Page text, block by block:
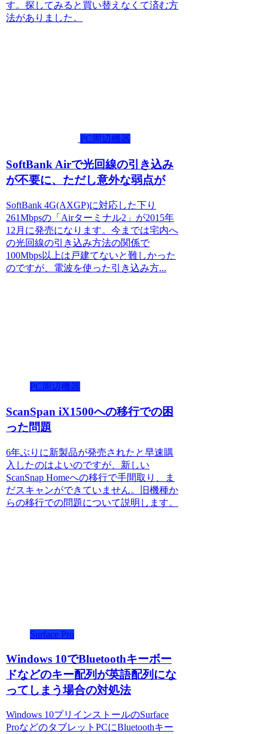
す。探してみると買い替えなくて済む方
法がありました。
PC周辺機器
SoftBank Airで光回線の引き込み
が不要に、ただし意外な弱点が
SoftBank 4G(AXGP)に対応した下り
261Mbpsの「Airターミナル2」が2015年
12月に発売になります。今までは宅内へ
の光回線の引き込み方法の関係で
100Mbps以上は戸建てないと難しかった
のですが、電波を使った引き込み方...
PC周辺機器
ScanSpan iX1500への移行での困
った問題
6年ぶりに新製品が発売されたと早速購
入したのはよいのですが、新しい
ScanSnap Homeへの移行で手間取り、ま
だスキャンができていません。旧機種か
らの移行での問題について説明します。
Surface Pro
Windows 10でBluetoothキーボー
ドなどのキー配列が英語配列にな
ってしまう場合の対処法
Windows 10プリインストールのSurface
ProなどのタブレットPCにBluetoothキー